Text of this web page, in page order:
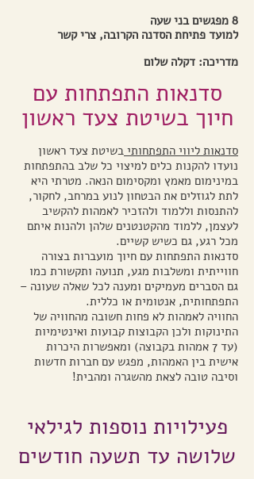
8 מפגשים בני שעה
למועד פתיחת הסדנה הקרובה, צרי קשר
מדריכה: דקלה שלום
סדנאות התפתחות עם
חיוך בשיטת צעד ראשון
סדנאות ליווי התפתחותי בשיטת צעד ראשון
נועדו להקנות כלים למיצוי כל שלב בהתפתחות
במינימום מאמץ ומקסימום הנאה. מטרתי היא
לתת לגוזלים את הבטחון לנוע במרחב, לחקור,
להתנסות וללמוד ולהזכיר לאמהות להקשיב
לעצמן, ללמוד מהקטנטנים שלהן ולהנות איתם
מכל רגע, גם כשיש קשיים.
סדנאות התפתחות עם חיוך מועברות בצורה
חווייתית ומשלבות מגע, תנועה ותקשורת כמו
גם הסברים מעמיקים ומענה לכל שאלה שעונה –
התפתחותית, אנטומית או כללית.
החוויה לאמהות לא פחות חשובה מהחוויה של
התינוקות ולכן הקבוצות קבועות ואינטימיות
(עד 7 אמהות בקבוצה) ומאפשרות היכרות
אישית בין האמהות, מפגש עם חברות חדשות
וסיבה טובה לצאת מהשגרה ומהבית!
פעילויות נוספות לגילאי
שלושה עד תשעה חודשים